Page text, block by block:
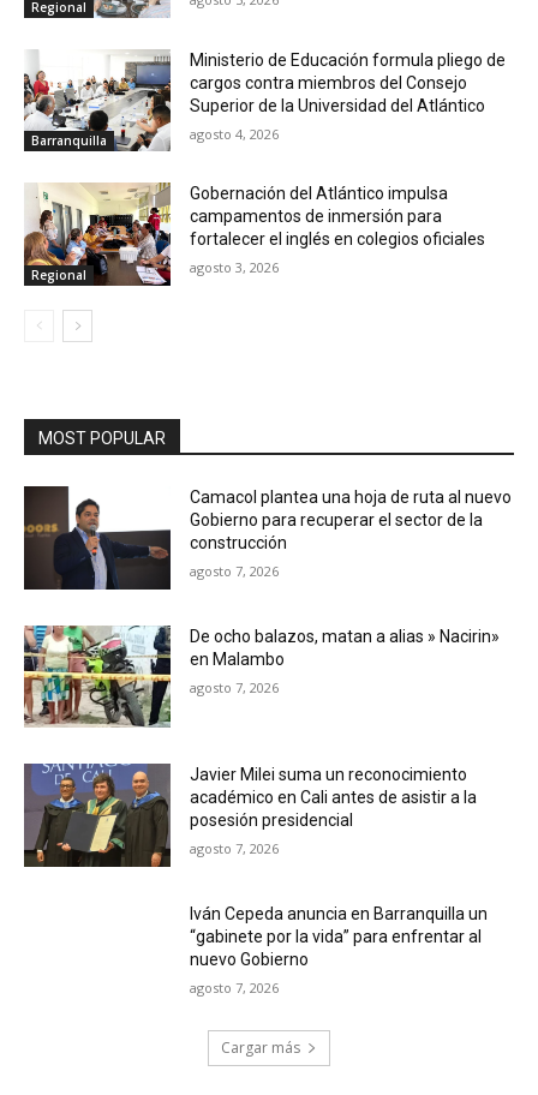
Regional
Barranquilla
Ministerio de Educación formula pliego de
cargos contra miembros del Consejo
Superior de la Universidad del Atlántico
agosto 4, 2026
Regional
Gobernación del Atlántico impulsa
campamentos de inmersión para
fortalecer el inglés en colegios oficiales
agosto 3, 2026
MOST POPULAR
Camacol plantea una hoja de ruta al nuevo
Gobierno para recuperar el sector de la
construcción
agosto 7, 2026
De ocho balazos, matan a alias » Nacirin»
en Malambo
agosto 7, 2026
Javier Milei suma un reconocimiento
académico en Cali antes de asistir a la
posesión presidencial
agosto 7, 2026
Iván Cepeda anuncia en Barranquilla un
“gabinete por la vida” para enfrentar al
nuevo Gobierno
agosto 7, 2026
Cargar más